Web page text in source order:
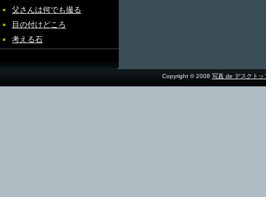
父さんは何でも撮る
目の付けどころ
考える石
Copyright © 2008 写真 de デスクトッ